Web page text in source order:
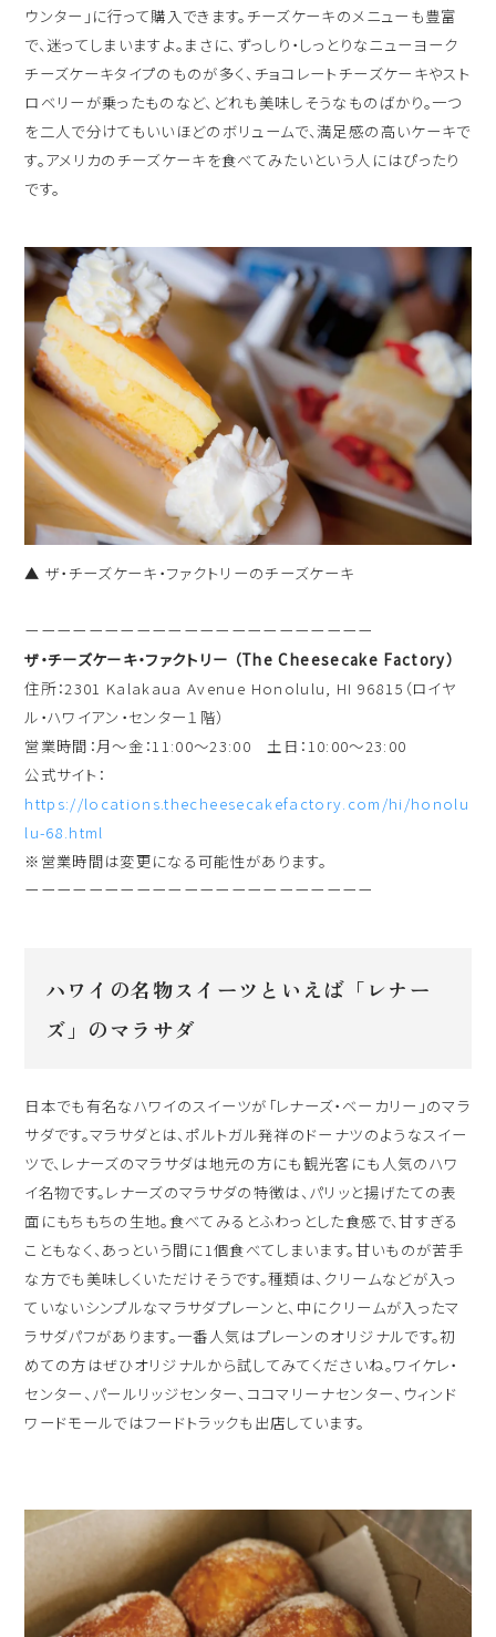
ウンター」に行って購入できます。チーズケーキのメニューも豊富
で、迷ってしまいますよ。まさに、ずっしり・しっとりなニューヨーク
チーズケーキタイプのものが多く、チョコレートチーズケーキやスト
ロベリーが乗ったものなど、どれも美味しそうなものばかり。一つ
を二人で分けてもいいほどのボリュームで、満足感の高いケーキで
す。アメリカのチーズケーキを食べてみたいという人にはぴったり
です。
▲ ザ・チーズケーキ・ファクトリーのチーズケーキ
ーーーーーーーーーーーーーーーーーーーーーー
ザ・チーズケーキ・ファクトリー （The Cheesecake Factory）
住所：2301 Kalakaua Avenue Honolulu, HI 96815（ロイヤ
ル・ハワイアン・センター１階）
営業時間：月〜金：11:00～23:00 土日：10:00～23:00
公式サイト：
https://locations.thecheesecakefactory.com/hi/honolu
lu-68.html
※営業時間は変更になる可能性があります。
ーーーーーーーーーーーーーーーーーーーーーー
ハワイの名物スイーツといえば「レナー
ズ」のマラサダ
日本でも有名なハワイのスイーツが「レナーズ・ベーカリー」のマラ
サダです。マラサダとは、ポルトガル発祥のドーナツのようなスイー
ツで、レナーズのマラサダは地元の方にも観光客にも人気のハワ
イ名物です。レナーズのマラサダの特徴は、パリッと揚げたての表
面にもちもちの生地。食べてみるとふわっとした食感で、甘すぎる
こともなく、あっという間に1個食べてしまいます。甘いものが苦手
な方でも美味しくいただけそうです。種類は、クリームなどが入っ
ていないシンプルなマラサダプレーンと、中にクリームが入ったマ
ラサダパフがあります。一番人気はプレーンのオリジナルです。初
めての方はぜひオリジナルから試してみてくださいね。ワイケレ・
センター、パールリッジセンター、ココマリーナセンター、ウィンド
ワードモールではフードトラックも出店しています。